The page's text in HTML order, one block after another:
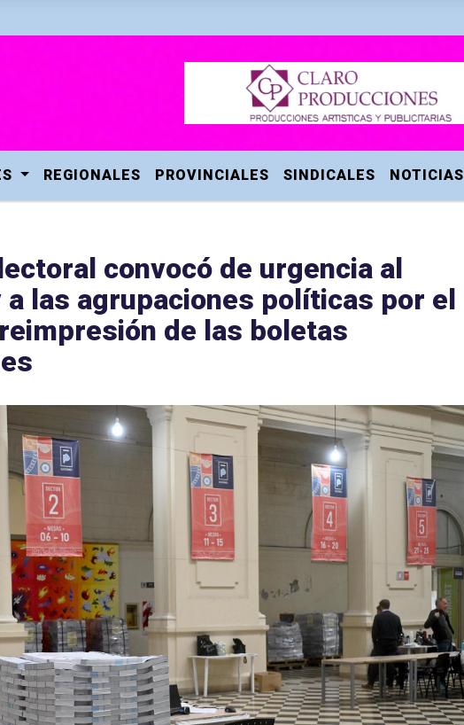
REGIONALES PROVINCIALES SINDICALES NOTICIAS
convocó de urgencia al
a las agrupaciones políticas por el
de las boletas